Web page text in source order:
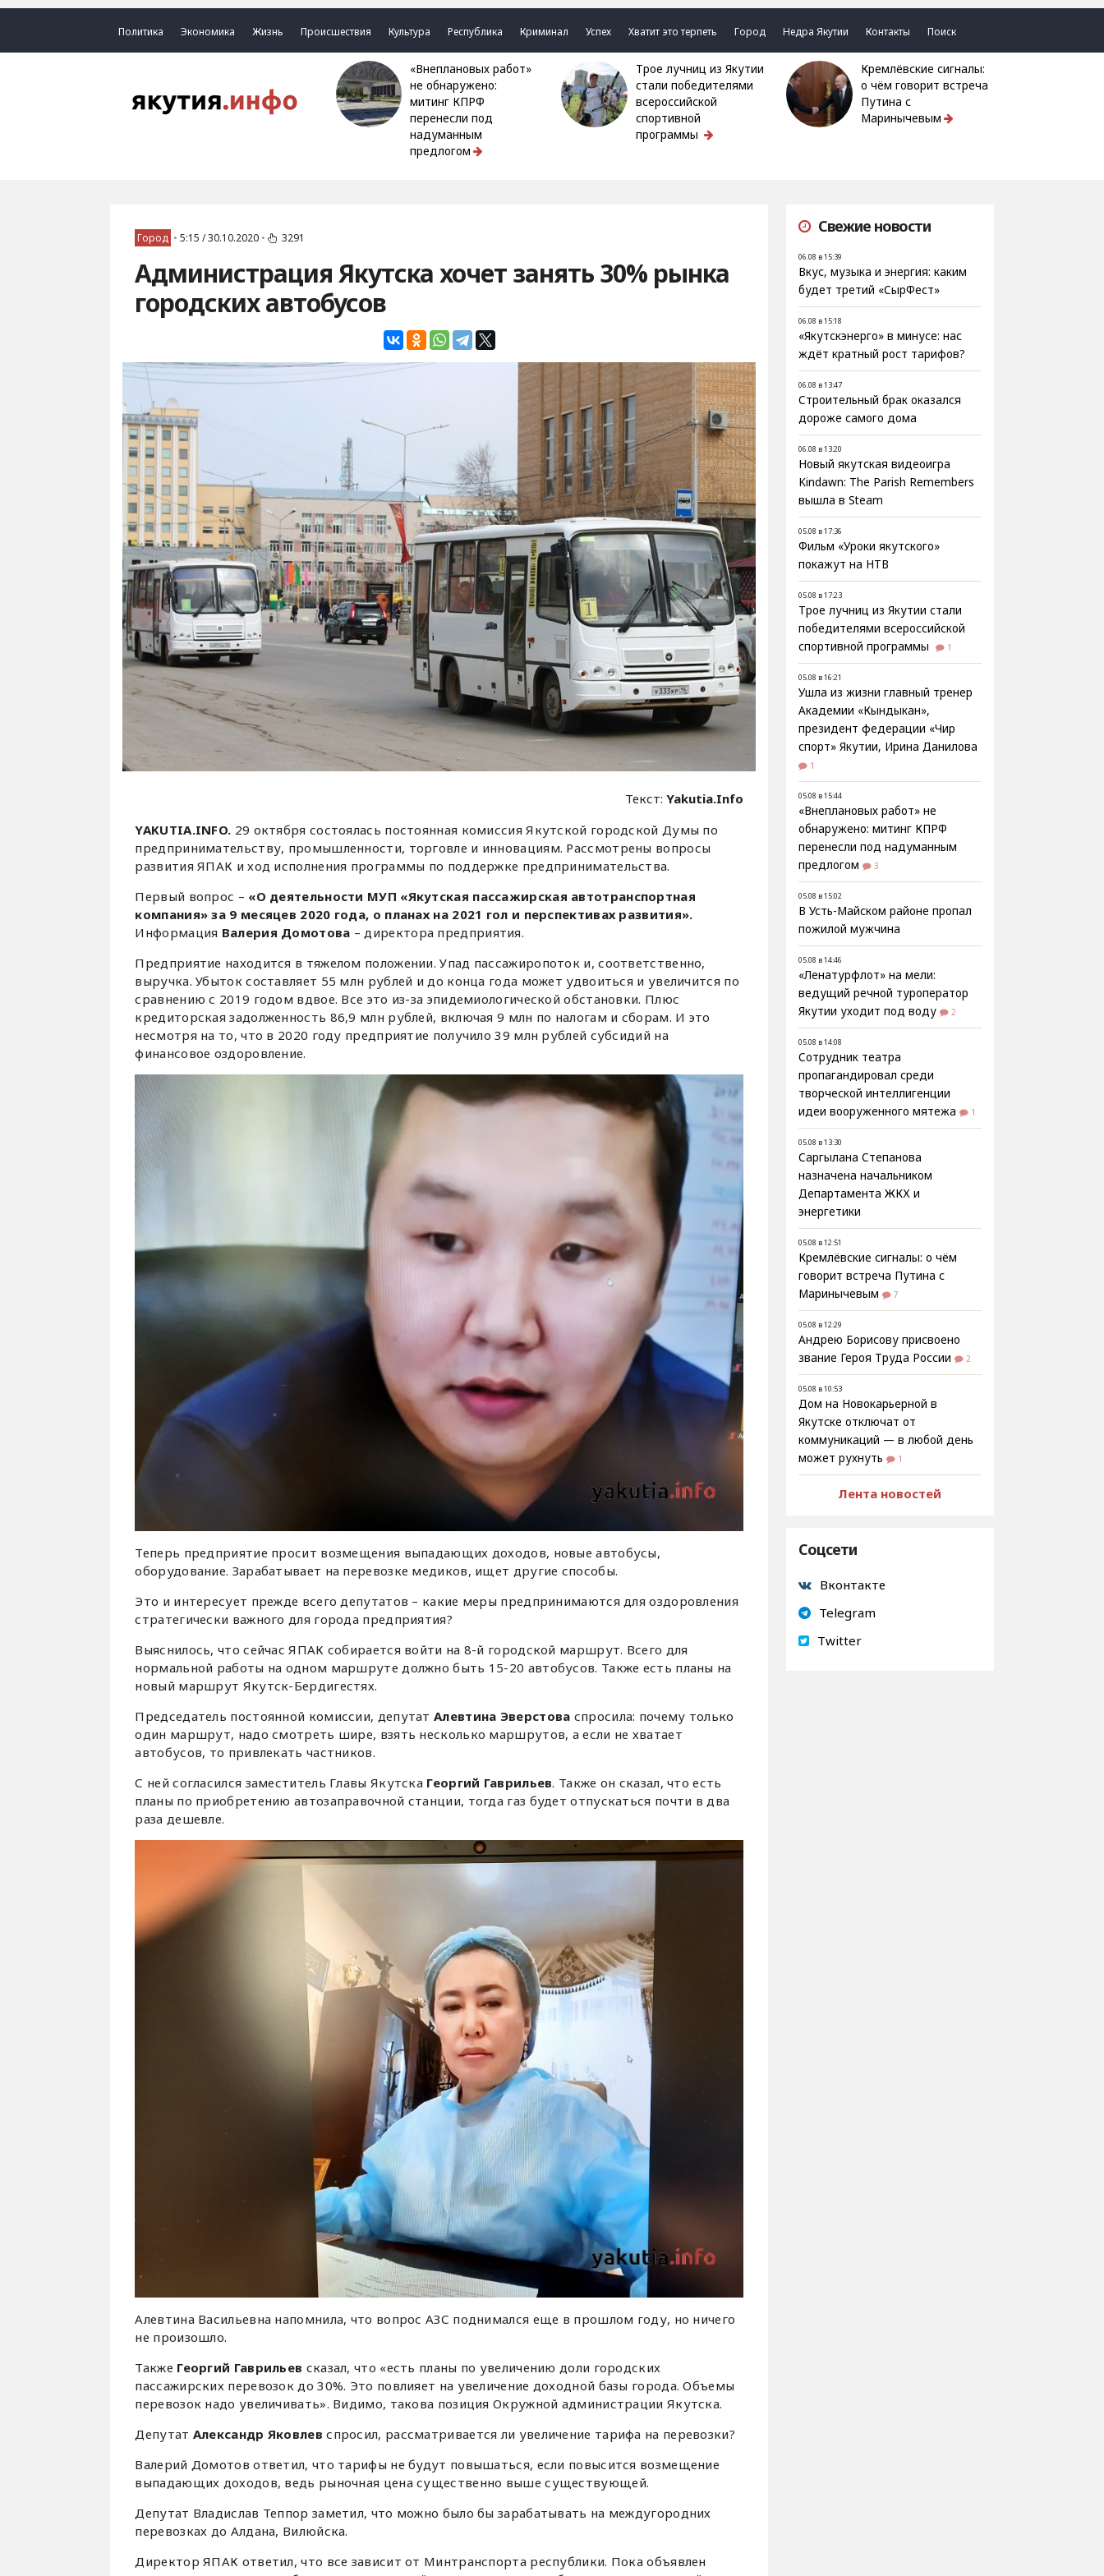
Политика Экономика Жизнь Происшествия Культура Республика Криминал Успех Хватит это терпеть Город Недра Якутии Контакты Поиск
«Внеплановых работ»
не обнаружено:
митинг КПРФ
перенесли под
надуманным
предлогом
Трое лучниц из Якутии
стали победителями
всероссийской
спортивной
программы
Кремлёвские сигналы:
о чём говорит встреча
Путина с
Маринычевым
Город • 5:15 / 30.10.2020 • 3291
Администрация Якутска хочет занять 30% рынка
городских автобусов
Текст:Yakutia.Info
YAKUTIA.INFO. 29 октября состоялась постоянная комиссия Якутской городской Думы по
предпринимательству, промышленности, торговле и инновациям. Рассмотрены вопросы
развития ЯПАК и ход исполнения программы по поддержке предпринимательства.
Первый вопрос – «О деятельности МУП «Якутская пассажирская автотранспортная
компания» за 9 месяцев 2020 года, о планах на 2021 гол и перспективах развития».
Информация Валерия Домотова – директора предприятия.
Предприятие находится в тяжелом положении. Упад пассажиропоток и, соответственно,
выручка. Убыток составляет 55 млн рублей и до конца года может удвоиться и увеличится по
сравнению с 2019 годом вдвое. Все это из-за эпидемиологической обстановки. Плюс
кредиторская задолженность 86,9 млн рублей, включая 9 млн по налогам и сборам. И это
несмотря на то, что в 2020 году предприятие получило 39 млн рублей субсидий на
финансовое оздоровление.
Теперь предприятие просит возмещения выпадающих доходов, новые автобусы,
оборудование. Зарабатывает на перевозке медиков, ищет другие способы.
Это и интересует прежде всего депутатов – какие меры предпринимаются для оздоровления
стратегически важного для города предприятия?
Выяснилось, что сейчас ЯПАК собирается войти на 8-й городской маршрут. Всего для
нормальной работы на одном маршруте должно быть 15-20 автобусов. Также есть планы на
новый маршрут Якутск-Бердигестях.
Председатель постоянной комиссии, депутатАлевтина Эверстова спросила: почему только
один маршрут, надо смотреть шире, взять несколько маршрутов, а если не хватает
автобусов, то привлекать частников.
С ней согласился заместитель Главы Якутска Георгий Гаврильев. Также он сказал, что есть
планы по приобретению автозаправочной станции, тогда газ будет отпускаться почти в два
раза дешевле.
Алевтина Васильевна напомнила, что вопрос АЗС поднимался еще в прошлом году, но ничего
не произошло.
Также Георгий Гаврильев сказал, что «есть планы по увеличению доли городских
пассажирских перевозок до 30%. Это повлияет на увеличение доходной базы города. Объемы
перевозок надо увеличивать». Видимо, такова позиция Окружной администрации Якутска.
Депутат Александр Яковлев спросил, рассматривается ли увеличение тарифа на перевозки?
Валерий Домотов ответил, что тарифы не будут повышаться, если повысится возмещение
выпадающих доходов, ведь рыночная цена существенно выше существующей.
Депутат Владислав Теппор заметил, что можно было бы зарабатывать на междугородних
перевозках до Алдана, Вилюйска.
Директор ЯПАК ответил, что все зависит от Минтранспорта республики. Пока объявлен
Свежие новости
06.08 в 15:39
Вкус, музыка и энергия: каким
будет третий «СырФест»
06.08 в 15:18
«Якутскэнерго» в минусе: нас
ждёт кратный рост тарифов?
06.08 в 13:47
Строительный брак оказался
дороже самого дома
06.08 в 13:20
Новый якутская видеоигра
Kindawn: The Parish Remembers
вышла в Steam
05.08 в 17:36
Фильм «Уроки якутского»
покажут на НТВ
05.08 в 17:23
Трое лучниц из Якутии стали
победителями всероссийской
спортивной программы
1
05.08 в 16:21
Ушла из жизни главный тренер
Академии «Кындыкан»,
президент федерации «Чир
спорт» Якутии, Ирина Данилова
1
05.08 в 15:44
«Внеплановых работ» не
обнаружено: митинг КПРФ
перенесли под надуманным
предлогом
3
05.08 в 15:02
В Усть-Майском районе пропал
пожилой мужчина
05.08 в 14:46
«Ленатурфлот» на мели:
ведущий речной туроператор
Якутии уходит под воду
2
05.08 в 14:08
Сотрудник театра
пропагандировал среди
творческой интеллигенции
идеи вооруженного мятежа
1
05.08 в 13:30
Саргылана Степанова
назначена начальником
Департамента ЖКХ и
энергетики
05.08 в 12:51
Кремлёвские сигналы: о чём
говорит встреча Путина с
Маринычевым
7
05.08 в 12:29
Андрею Борисову присвоено
звание Героя Труда России
2
05.08 в 10:53
Дом на Новокарьерной в
Якутске отключат от
коммуникаций — в любой день
может рухнуть
1
Лента новостей
Соцсети
Вконтакте
Telegram
Twitter